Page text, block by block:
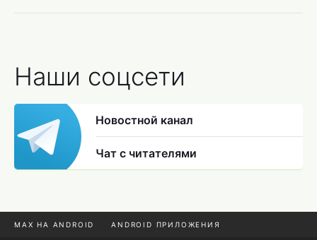
Наши соцсети
Новостной канал
Чат с читателями
MAX НА ANDROID ANDROID ПРИЛОЖЕНИЯ